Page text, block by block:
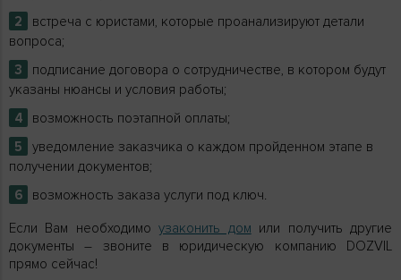
встреча с юристами, которые проанализируют детали
вопроса;
подписание договора о сотрудничестве, в котором будут
указаны нюансы и условия работы;
возможность поэтапной оплаты;
уведомление заказчика о каждом пройденном этапе в
получении документов;
возможность заказа услуги под ключ.
Если Вам необходимоузаконить дом или получить другие
документы – звоните в юридическую компанию DOZVIL
прямо сейчас!